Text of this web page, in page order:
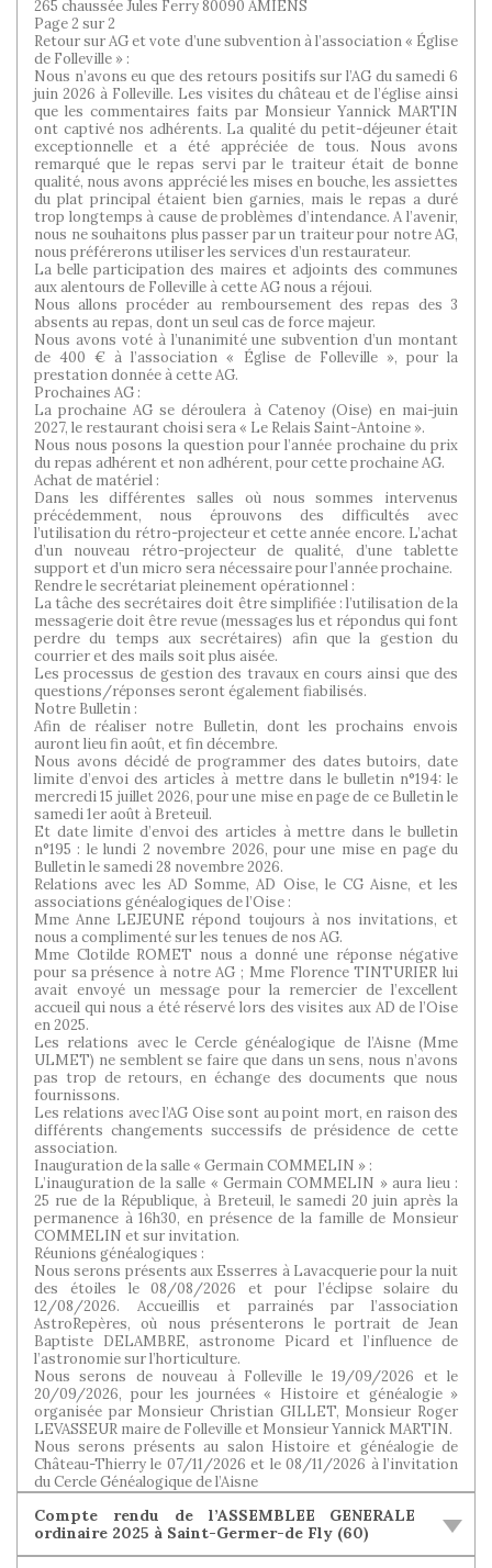
265 chaussée Jules Ferry 80090 AMIENS
Page 2 sur 2
Retour sur AG et vote d’une subvention à l’association « Église
de Folleville » :
Nous n’avons eu que des retours positifs sur l’AG du samedi 6
juin 2026 à Folleville. Les visites du château et de l’église ainsi
que les commentaires faits par Monsieur Yannick MARTIN
ont captivé nos adhérents. La qualité du petit-déjeuner était
exceptionnelle et a été appréciée de tous. Nous avons
remarqué que le repas servi par le traiteur était de bonne
qualité, nous avons apprécié les mises en bouche, les assiettes
du plat principal étaient bien garnies, mais le repas a duré
trop longtemps à cause de problèmes d’intendance. A l’avenir,
nous ne souhaitons plus passer par un traiteur pour notre AG,
nous préférerons utiliser les services d’un restaurateur.
La belle participation des maires et adjoints des communes
aux alentours de Folleville à cette AG nous a réjoui.
Nous allons procéder au remboursement des repas des 3
absents au repas, dont un seul cas de force majeur.
Nous avons voté à l’unanimité une subvention d’un montant
de 400 € à l’association « Église de Folleville », pour la
prestation donnée à cette AG.
Prochaines AG :
La prochaine AG se déroulera à Catenoy (Oise) en mai-juin
2027, le restaurant choisi sera « Le Relais Saint-Antoine ».
Nous nous posons la question pour l’année prochaine du prix
du repas adhérent et non adhérent, pour cette prochaine AG.
Achat de matériel :
Dans les différentes salles où nous sommes intervenus
précédemment, nous éprouvons des difficultés avec
l’utilisation du rétro-projecteur et cette année encore. L’achat
d’un nouveau rétro-projecteur de qualité, d’une tablette
support et d’un micro sera nécessaire pour l’année prochaine.
Rendre le secrétariat pleinement opérationnel :
La tâche des secrétaires doit être simplifiée : l’utilisation de la
messagerie doit être revue (messages lus et répondus qui font
perdre du temps aux secrétaires) afin que la gestion du
courrier et des mails soit plus aisée.
Les processus de gestion des travaux en cours ainsi que des
questions/réponses seront également fiabilisés.
Notre Bulletin :
Afin de réaliser notre Bulletin, dont les prochains envois
auront lieu fin août, et fin décembre.
Nous avons décidé de programmer des dates butoirs, date
limite d’envoi des articles à mettre dans le bulletin n°194: le
mercredi 15 juillet 2026, pour une mise en page de ce Bulletin le
samedi 1er août à Breteuil.
Et date limite d’envoi des articles à mettre dans le bulletin
n°195 : le lundi 2 novembre 2026, pour une mise en page du
Bulletin le samedi 28 novembre 2026.
Relations avec les AD Somme, AD Oise, le CG Aisne, et les
associations généalogiques de l’Oise :
Mme Anne LEJEUNE répond toujours à nos invitations, et
nous a complimenté sur les tenues de nos AG.
Mme Clotilde ROMET nous a donné une réponse négative
pour sa présence à notre AG ; Mme Florence TINTURIER lui
avait envoyé un message pour la remercier de l’excellent
accueil qui nous a été réservé lors des visites aux AD de l’Oise
en 2025.
Les relations avec le Cercle généalogique de l’Aisne (Mme
ULMET) ne semblent se faire que dans un sens, nous n’avons
pas trop de retours, en échange des documents que nous
fournissons.
Les relations avec l’AG Oise sont au point mort, en raison des
différents changements successifs de présidence de cette
association.
Inauguration de la salle « Germain COMMELIN » :
L’inauguration de la salle « Germain COMMELIN » aura lieu :
25 rue de la République, à Breteuil, le samedi 20 juin après la
permanence à 16h30, en présence de la famille de Monsieur
COMMELIN et sur invitation.
Réunions généalogiques :
Nous serons présents aux Esserres à Lavacquerie pour la nuit
des étoiles le 08/08/2026 et pour l’éclipse solaire du
12/08/2026. Accueillis et parrainés par l’association
AstroRepères, où nous présenterons le portrait de Jean
Baptiste DELAMBRE, astronome Picard et l’influence de
l’astronomie sur l’horticulture.
Nous serons de nouveau à Folleville le 19/09/2026 et le
20/09/2026, pour les journées « Histoire et généalogie »
organisée par Monsieur Christian GILLET, Monsieur Roger
LEVASSEUR maire de Folleville et Monsieur Yannick MARTIN.
Nous serons présents au salon Histoire et généalogie de
Château-Thierry le 07/11/2026 et le 08/11/2026 à l’invitation
du Cercle Généalogique de l’Aisne
Compte rendu de l’ASSEMBLEE GENERALE
ordinaire 2025 à Saint-Germer-de Fly (60)